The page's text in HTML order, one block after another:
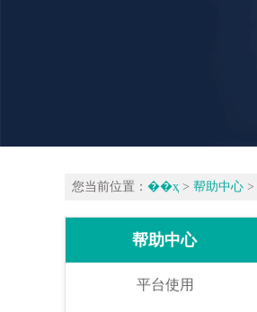
您当前位置： ��ҳ > 帮助中心 >
帮助中心
平台使用